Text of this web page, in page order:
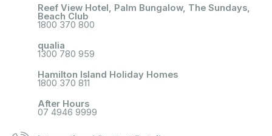
Reef View Hotel, Palm Bungalow, The Sundays,
Beach Club
1800 370 800
qualia
1300 780 959
Hamilton Island Holiday Homes
1800 370 811
After Hours
07 4946 9999